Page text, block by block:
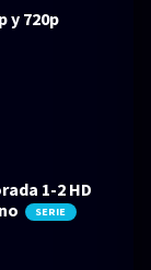
y 720p
1-2 HD
SERIE